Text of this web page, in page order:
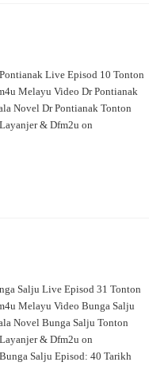
Live Episod 10 Tonton
Melayu Video Dr Pontianak
Novel Dr Pontianak Tonton
& Dfm2u on
Salju Live Episod 31 Tonton
Melayu Video Bunga Salju
Novel Bunga Salju Tonton
& Dfm2u on
Salju Episod: 40 Tarikh